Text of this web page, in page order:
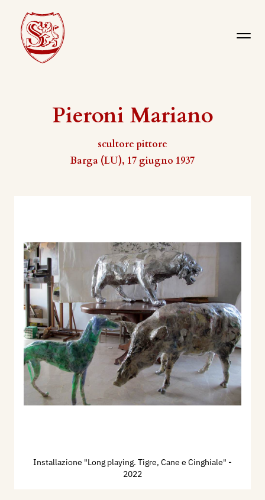
Pieroni Mariano
scultore pittore
Barga (LU), 17 giugno 1937
Installazione "Long playing. Tigre, Cane e Cinghiale" -
2022